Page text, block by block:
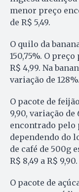
menor preço
de R$ 5,49.
O quilo da
150,75%. O
R$ 4,99. Na
variação de
O pacote de
9,90, variação de
encontrado pelo
dependendo do
de café de 500g
R$ 8,49 a R$ 9,90.
O pacote de